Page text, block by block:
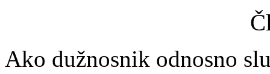
Ako dužnosnik odnosno